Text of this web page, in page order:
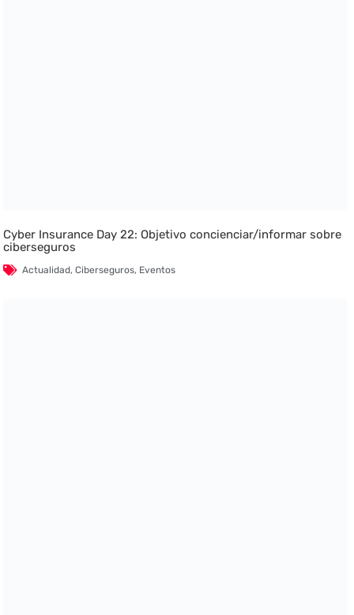
Cyber Insurance Day 22: Objetivo concienciar/informar sobre
ciberseguros
Actualidad,Ciberseguros, Eventos